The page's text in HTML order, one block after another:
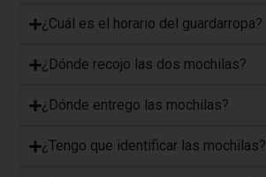
​¿Cuál es el horario del guardarropa?
¿Dónde recojo las dos mochilas?
¿Dónde entrego las mochilas?
¿Tengo que identificar las mochilas?